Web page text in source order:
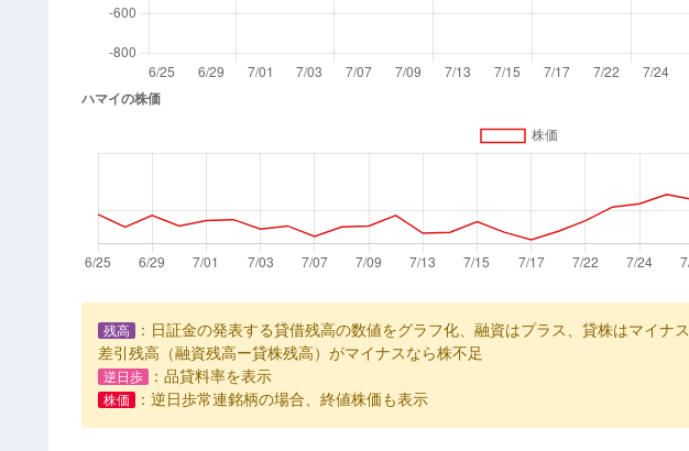
残高
：日証金の発表する貸借残高の数値をグラフ化、融資はプラス、貸株はマイナス
差引残高（融資残高ー貸株残高）がマイナスなら株不足
逆日歩 ：品貸料率を表示
株価 ：逆日歩常連銘柄の場合、終値株価も表示